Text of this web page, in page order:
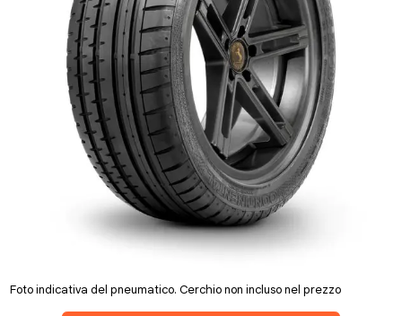
Foto indicativa del pneumatico. Cerchio non incluso nel prezzo